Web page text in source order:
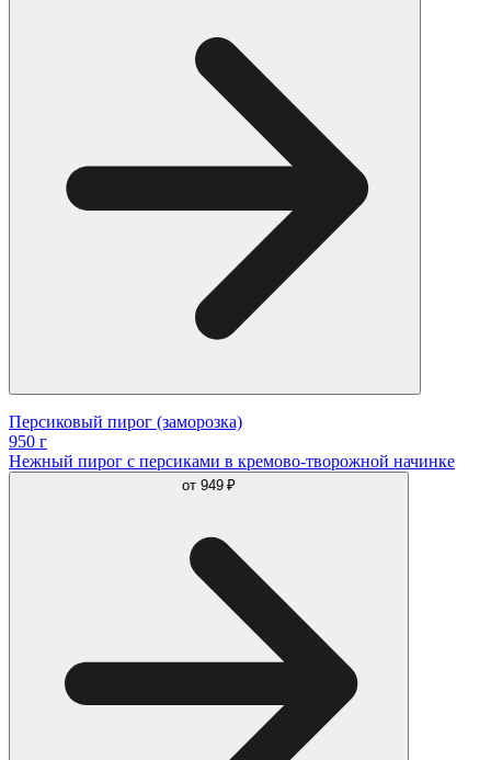
Персиковый пирог (заморозка)
950 г
Нежный пирог с персиками в кремово-творожной начинке
от 949 ₽